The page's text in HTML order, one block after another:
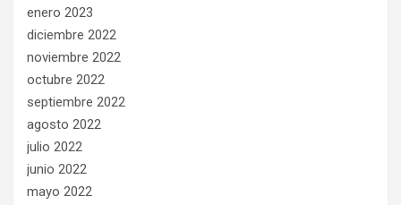
enero 2023
diciembre 2022
noviembre 2022
octubre 2022
septiembre 2022
agosto 2022
julio 2022
junio 2022
mayo 2022